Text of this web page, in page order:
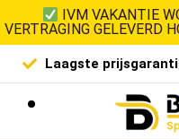
IVM VAKANTIE
VERTRAGING GELEVERD
Laagste